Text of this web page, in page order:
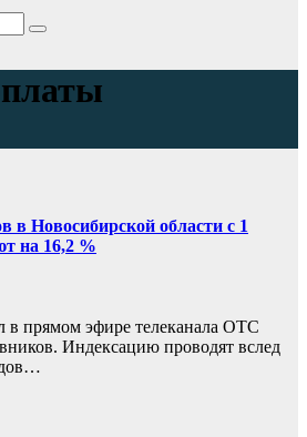
в Новосибирской области с 1
на 16,2 %
в прямом эфире телеканала ОТС
Индексацию проводят вслед